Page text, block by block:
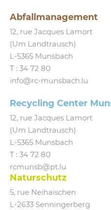
Abfallmanagement
12, rue Jacques Lamort
(Um Landtrausch)
L‑5365 Munsbach
T : 34 72 80
info@​rc-​munsbach.​lu
Recycling Center
12, rue Jacques Lamort
(Um Landtrausch)
L‑5365 Munsbach
T : 34 72 80
rcmunsb@​pt.​lu
Naturschutz
5, rue Neihaischen
L‑2633 Senningerberg